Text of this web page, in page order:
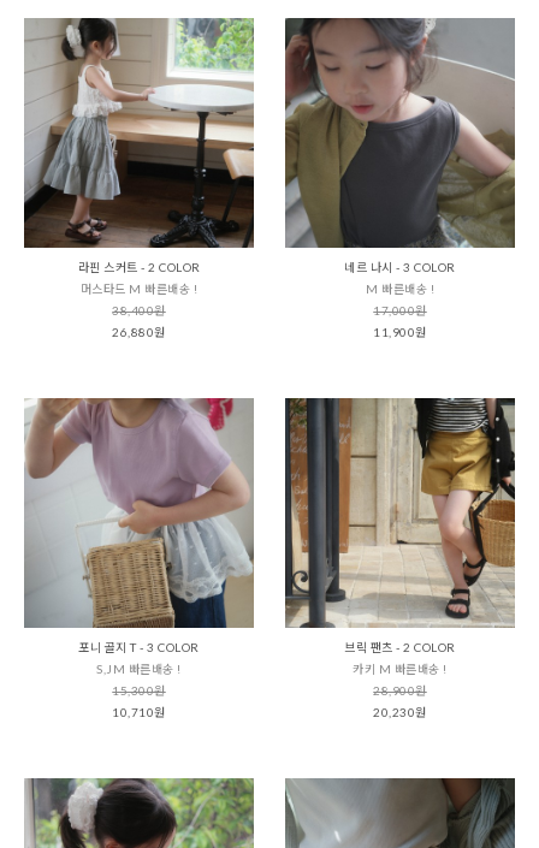
라핀 스커트 - 2 COLOR
머스타드 M 빠른배송 !
38,400원
26,880원
네르 나시 - 3 COLOR
M 빠른배송 !
17,000원
11,900원
포니 골지 T - 3 COLOR
S,JM 빠른배송 !
15,300원
10,710원
브릭 팬츠 - 2 COLOR
카키 M 빠른배송 !
28,900원
20,230원